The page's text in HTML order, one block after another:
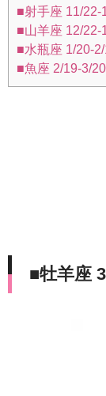
■射手座 11/22-
■山羊座 12/22-
■水瓶座 1/20-
■魚座 2/19-3/
■牡羊座